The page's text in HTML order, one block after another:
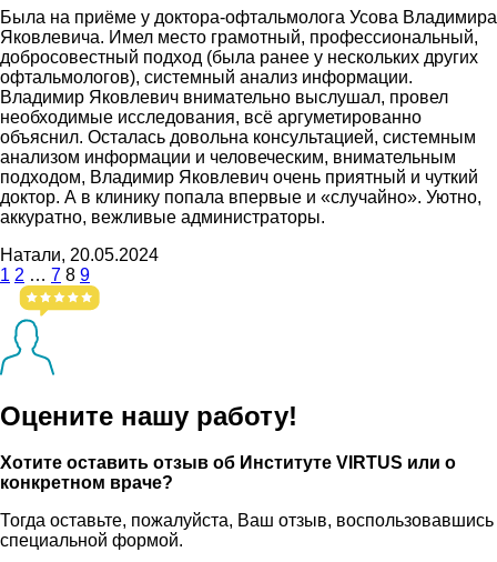
Была на приёме у доктора-офтальмолога Усова Владимира
Яковлевича. Имел место грамотный, профессиональный,
добросовестный подход (была ранее у нескольких других
офтальмологов), системный анализ информации.
Владимир Яковлевич внимательно выслушал, провел
необходимые исследования, всё аргуметированно
объяснил. Осталась довольна консультацией, системным
анализом информации и человеческим, внимательным
подходом, Владимир Яковлевич очень приятный и чуткий
доктор. А в клинику попала впервые и «случайно». Уютно,
аккуратно, вежливые администраторы.
Натали, 20.05.2024
1 2 … 7 8 9
Оцените нашу работу!
Хотите оставить отзыв об Институте VIRTUS или о
конкретном враче?
Тогда оставьте, пожалуйста, Ваш отзыв, воспользовавшись
специальной формой.